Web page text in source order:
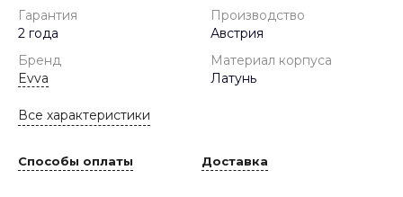
Гарантия
2 года
Производство
Австрия
Бренд
Evva
Материал корпуса
Латунь
Все характеристики
Способы оплаты Доставка